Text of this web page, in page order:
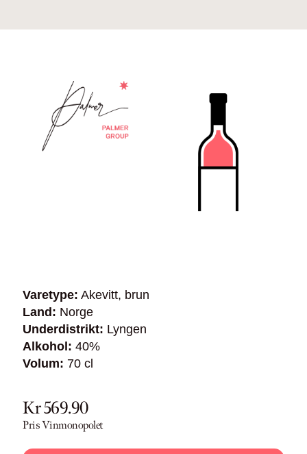
Varetype: Akevitt, brun
Land: Norge
Underdistrikt: Lyngen
Alkohol: 40%
Volum: 70 cl
Kr 569.90
Pris Vinmonopolet